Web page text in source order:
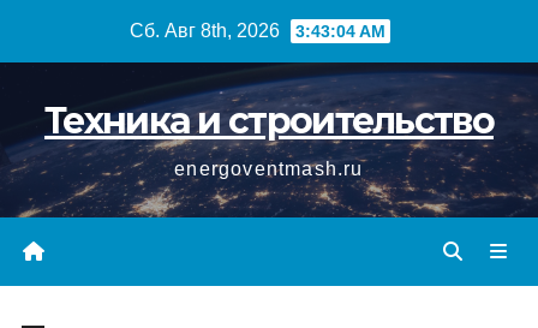
Сб. Авг 8th, 2026 3:43:04 AM
Техника и строительство
energoventmash.ru